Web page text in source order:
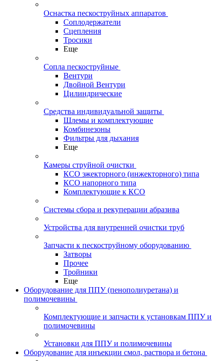
Оснастка пескоструйных аппаратов
Соплодержатели
Сцепления
Тросики
Еще
Сопла пескоструйные
Вентури
Двойной Вентури
Цилиндрические
Средства индивидуальной защиты
Шлемы и комплектующие
Комбинезоны
Фильтры для дыхания
Еще
Камеры струйной очистки
КСО эжекторного (инжекторного) типа
КСО напорного типа
Комплектующие к КСО
Системы сбора и рекуперации абразива
Устройства для внутренней очистки труб
Запчасти к пескоструйному оборудованию
Затворы
Прочее
Тройники
Еще
Оборудование для ППУ (пенополиуретана) и
полимочевины
Комплектующие и запчасти к установкам ППУ и
полимочевины
Установки для ППУ и полимочевины
Оборудование для инъекции смол, раствора и бетона